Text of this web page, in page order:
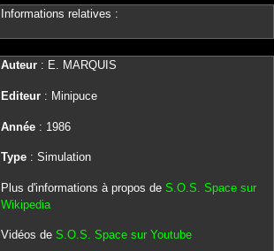
Informations relatives :
Auteur: E. MARQUIS
Editeur: Minipuce
Année: 1986
Type: Simulation
Plus d'informations à propos de S.O.S. Space sur
Wikipedia
Vidéos de S.O.S. Space sur Youtube